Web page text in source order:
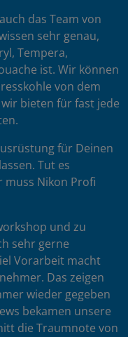
das Team von
sehr genau,
Tempera,
ist. Wir können
von dem
bieten für fast jede
für Deinen
Tut es
muss Nikon Profi
und zu
sehr gerne
Vorarbeit macht
Das zeigen
wieder gegeben
bekamen unsere
die Traumnote von